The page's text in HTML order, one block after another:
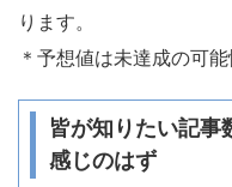
ります。
＊予想値は未達成の可能
皆が知りたい記事
感じのはず